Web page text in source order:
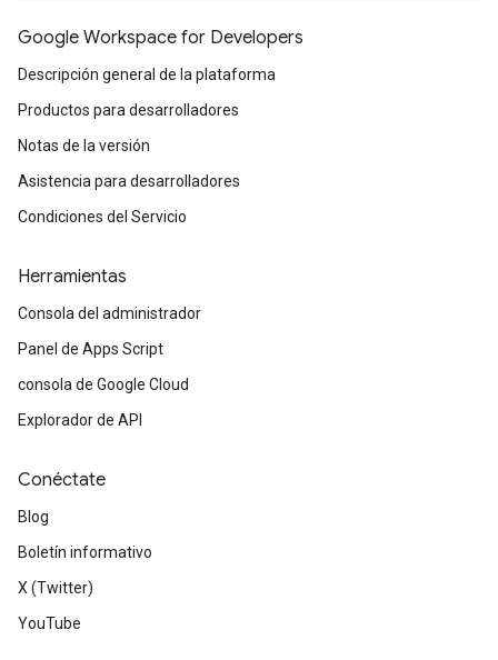
Google Workspace for Developers
Descripción general de la plataforma
Productos para desarrolladores
Notas de la versión
Asistencia para desarrolladores
Condiciones del Servicio
Herramientas
Consola del administrador
Panel de Apps Script
consola de Google Cloud
Explorador de API
Conéctate
Blog
Boletín informativo
X (Twitter)
YouTube